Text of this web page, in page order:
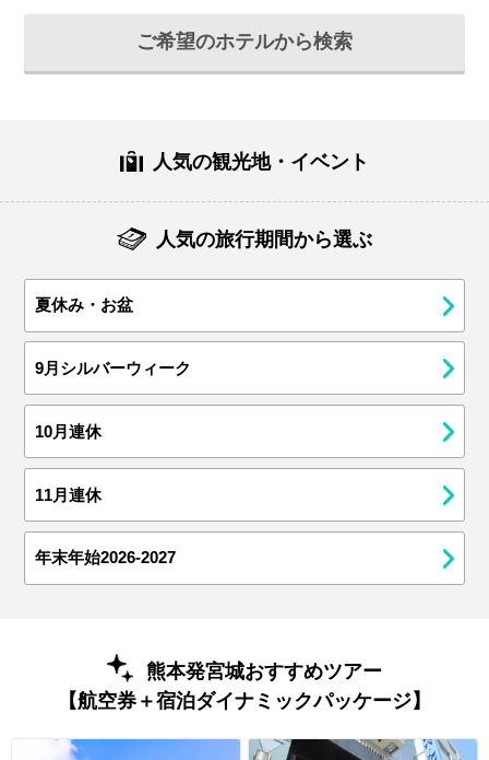
ご希望のホテルから検索
人気の観光地・イベント
人気の旅行期間から選ぶ
夏休み・お盆
9月シルバーウィーク
10月連休
11月連休
年末年始2026-2027
熊本発宮城おすすめツアー
【航空券＋宿泊ダイナミックパッケージ】